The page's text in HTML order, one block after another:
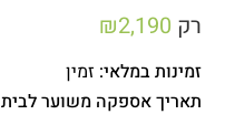
רק
₪2,190
זמינות במלאי: זמין
תאריך אספקה משוער